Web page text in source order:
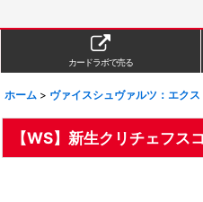
カードラボで売る
ホーム > ヴァイスシュヴァルツ：エクス
【WS】新生クリチェフ